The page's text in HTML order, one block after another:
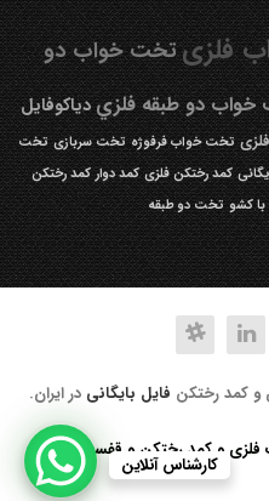
فلزیتخت خواب دو
دو طبقه فلزيدیاکوفایل
تخت خواب فرفوژه تخت سربازی تخت
کمد رختکن فلزی کمد دوار کمد رختکن
کشو تخت دو طبقه
و کمد رختکن فایل بایگانی در ایران.
کارشناس آنلاین
و کمد رختکن و قفسه کتابخانه